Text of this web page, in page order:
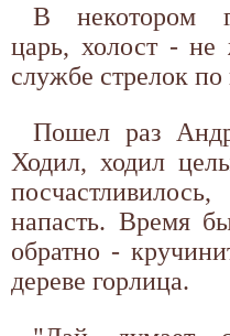
В некотором
царь, холост -
службе стрелок
Пошел раз
Ходил, ходил
напасть. Время
обратно -
дереве горлица.